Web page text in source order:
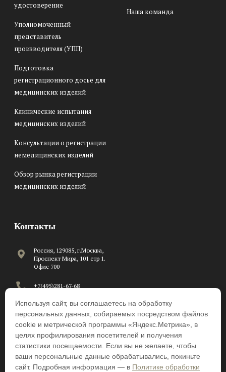
удостоверение
Уполномоченный
представитель
производителя (УПП)
Подготовка
регистрационного досье для
медицинских изделий
Клинические испытания
медицинских изделий
Консультации о регистрации
немедицинских изделий
Обзор рынка регистрации
медицинских изделий
Наша команда
Контакты
Россия, 129085, г.Москва,
Проспект Мира, 101 стр 1.
Офис 700
+7(495)281-67-68
C 8:00 до 17:00 по рабочим
дням
info@beawire.com
Используя сайт, вы соглашаетесь на обработку
персональных данных, собираемых посредством файлов
cookie и метрической программы «Яндекс.Метрика», в
целях профилирования посетителей и получения
статистики посещаемости. Если вы не желаете, чтобы
ваши персональные данные обрабатывались, покиньте
сайт. Подробная информация — в Политике обработки